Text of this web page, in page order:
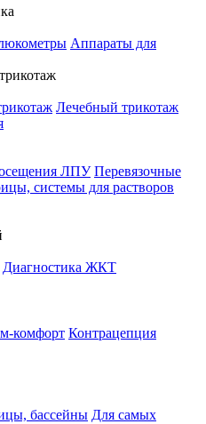
Аппараты для
Лечебный трикотаж
ЛПУ Перевязочные
системы для растворов
Диагностика ЖКТ
комфорт Контрацепция
бассейны Для самых